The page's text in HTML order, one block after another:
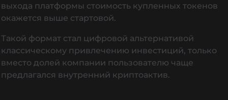
выхода платформы стоимость купленных токенов
окажется выше стартовой.
Такой формат стал цифровой альтернативой
классическому привлечению инвестиций, только
вместо долей компании пользователю чаще
предлагался внутренний криптоактив.